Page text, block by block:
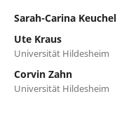
Sarah-Carina Keuchel
Ute Kraus
Universität Hildesheim
Corvin Zahn
Universität Hildesheim